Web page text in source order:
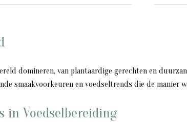
domineren, van plantaardige gerechten en
smaakvoorkeuren en voedseltrends die de manier
in Voedselbereiding